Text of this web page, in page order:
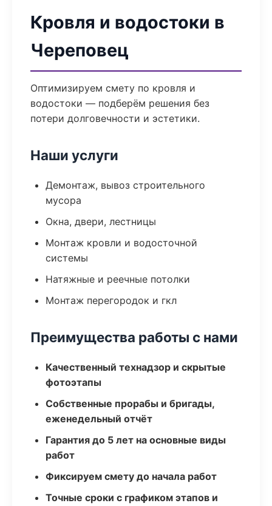
Кровля и водостоки в
Череповец
Оптимизируем смету по кровля и
водостоки — подберём решения без
потери долговечности и эстетики.
Наши услуги
Демонтаж, вывоз строительного
мусора
Окна, двери, лестницы
Монтаж кровли и водосточной
системы
Натяжные и реечные потолки
Монтаж перегородок и гкл
Преимущества работы с нами
Качественный технадзор и скрытые
фотоэтапы
Собственные прорабы и бригады,
еженедельный отчёт
Гарантия до 5 лет на основные виды
работ
Фиксируем смету до начала работ
Точные сроки с графиком этапов и